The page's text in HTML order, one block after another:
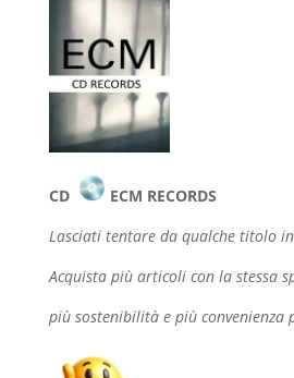
CD
ECM RECORDS
Lasciati tentare da qualche titolo
Acquista più articoli con la stessa
più sostenibilità e più convenienza